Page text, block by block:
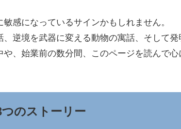
感になっているサインかもしれません。
逆境を武器に変える動物の寓話、そして発
、始業前の数分間、このページを読んで心
のストーリー